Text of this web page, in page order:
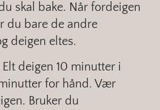
skal bake. Når fordeigen
du bare de andre
deigen eltes.
Elt deigen 10 minutter i
for hånd. Vær
Bruker du